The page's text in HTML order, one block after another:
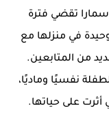
سمارا تقضي فترة
في منزلها مع
من المتابعين.
نفسيًا وماديًا،
أثرت على حياتها.